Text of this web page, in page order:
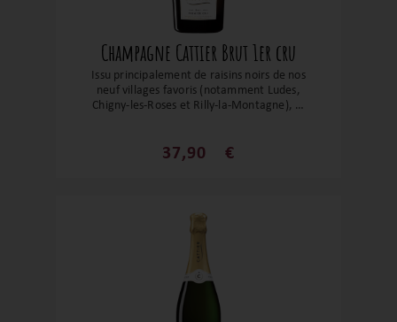
Champagne Cattier Brut 1er cru
Issu principalement de raisins noirs de nos
neuf villages favoris (notamment Ludes,
Chigny-les-Roses et Rilly-la-Montagne), la
Meunier, cette cuvée se distingue par son
depuis près de 400 ans !
37,90 €